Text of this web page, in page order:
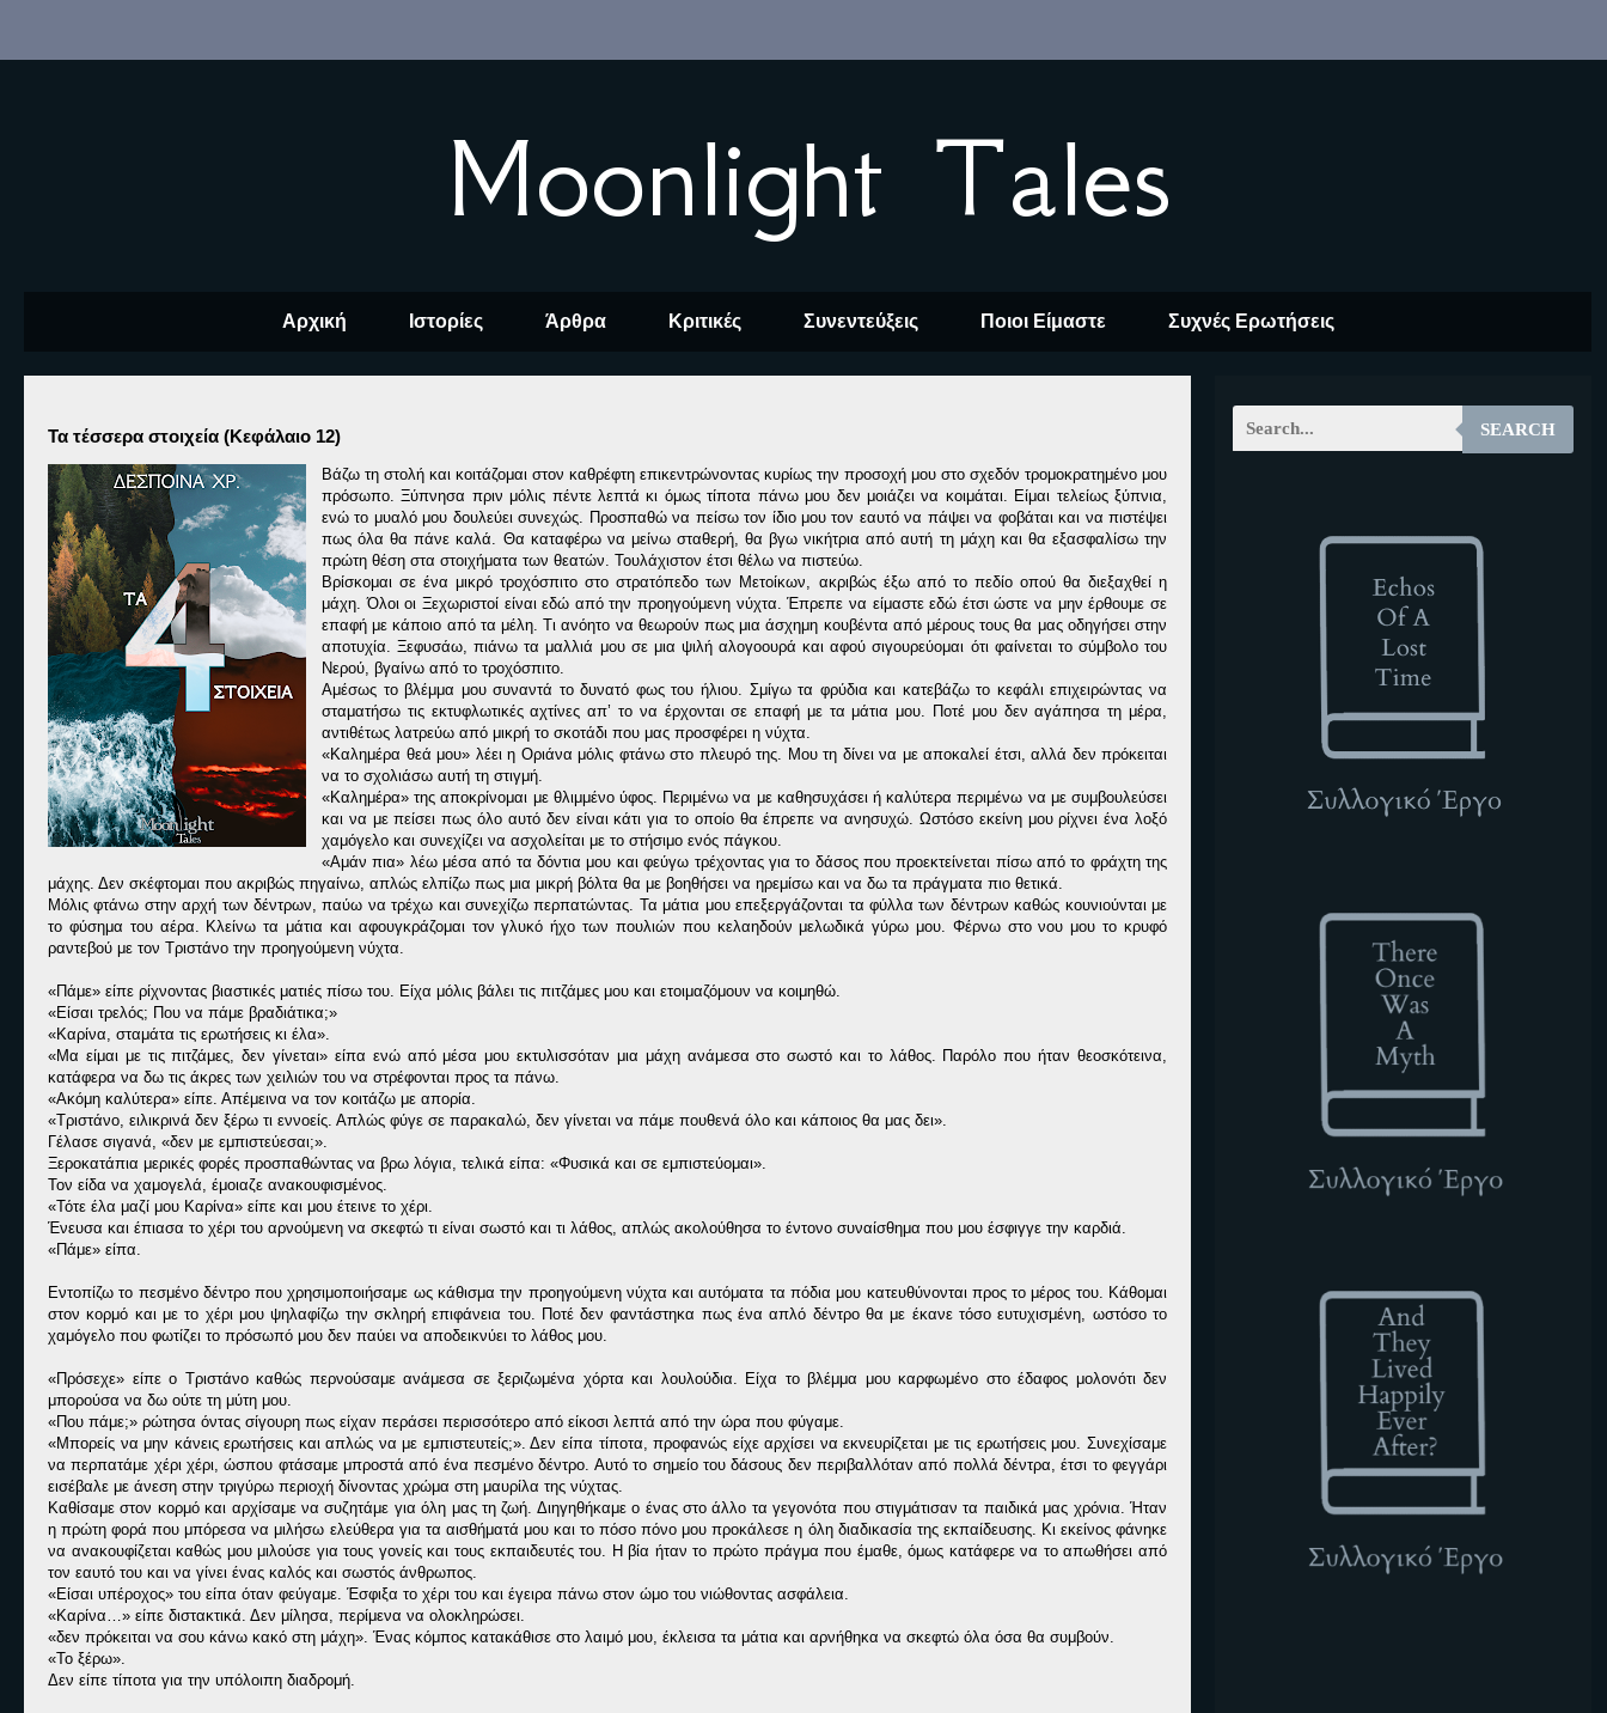
Moonlight Tales
Αρχική Ιστορίες Άρθρα Κριτικές Συνεντεύξεις Ποιοι Είμαστε Συχνές Ερωτήσεις
Τα τέσσερα στοιχεία (Κεφάλαιο 12)
Βάζω τη στολή και κοιτάζομαι στον καθρέφτη επικεντρώνοντας κυρίως την προσοχή μου στο σχεδόν τρομοκρατημένο μου
πρόσωπο. Ξύπνησα πριν μόλις πέντε λεπτά κι όμως τίποτα πάνω μου δεν μοιάζει να κοιμάται. Είμαι τελείως ξύπνια,
ενώ το μυαλό μου δουλεύει συνεχώς. Προσπαθώ να πείσω τον ίδιο μου τον εαυτό να πάψει να φοβάται και να πιστέψει
πως όλα θα πάνε καλά. Θα καταφέρω να μείνω σταθερή, θα βγω νικήτρια από αυτή τη μάχη και θα εξασφαλίσω την
πρώτη θέση στα στοιχήματα των θεατών. Τουλάχιστον έτσι θέλω να πιστεύω.
Βρίσκομαι σε ένα μικρό τροχόσπιτο στο στρατόπεδο των Μετοίκων, ακριβώς έξω από το πεδίο οπού θα διεξαχθεί η
μάχη. Όλοι οι Ξεχωριστοί είναι εδώ από την προηγούμενη νύχτα. Έπρεπε να είμαστε εδώ έτσι ώστε να μην έρθουμε σε
επαφή με κάποιο από τα μέλη. Τι ανόητο να θεωρούν πως μια άσχημη κουβέντα από μέρους τους θα μας οδηγήσει στην
αποτυχία. Ξεφυσάω, πιάνω τα μαλλιά μου σε μια ψιλή αλογοουρά και αφού σιγουρεύομαι ότι φαίνεται το σύμβολο του
Νερού, βγαίνω από το τροχόσπιτο.
Αμέσως το βλέμμα μου συναντά το δυνατό φως του ήλιου. Σμίγω τα φρύδια και κατεβάζω το κεφάλι επιχειρώντας να
σταματήσω τις εκτυφλωτικές αχτίνες απ’ το να έρχονται σε επαφή με τα μάτια μου. Ποτέ μου δεν αγάπησα τη μέρα,
αντιθέτως λατρεύω από μικρή το σκοτάδι που μας προσφέρει η νύχτα.
«Καλημέρα θεά μου» λέει η Οριάνα μόλις φτάνω στο πλευρό της. Μου τη δίνει να με αποκαλεί έτσι, αλλά δεν πρόκειται
να το σχολιάσω αυτή τη στιγμή.
«Καλημέρα» της αποκρίνομαι με θλιμμένο ύφος. Περιμένω να με καθησυχάσει ή καλύτερα περιμένω να με συμβουλεύσει
και να με πείσει πως όλο αυτό δεν είναι κάτι για το οποίο θα έπρεπε να ανησυχώ. Ωστόσο εκείνη μου ρίχνει ένα λοξό
χαμόγελο και συνεχίζει να ασχολείται με το στήσιμο ενός πάγκου.
«Αμάν πια» λέω μέσα από τα δόντια μου και φεύγω τρέχοντας για το δάσος που προεκτείνεται πίσω από το φράχτη της
μάχης. Δεν σκέφτομαι που ακριβώς πηγαίνω, απλώς ελπίζω πως μια μικρή βόλτα θα με βοηθήσει να ηρεμίσω και να δω τα πράγματα πιο θετικά.
Μόλις φτάνω στην αρχή των δέντρων, παύω να τρέχω και συνεχίζω περπατώντας. Τα μάτια μου επεξεργάζονται τα φύλλα των δέντρων καθώς κουνιούνται με
το φύσημα του αέρα. Κλείνω τα μάτια και αφουγκράζομαι τον γλυκό ήχο των πουλιών που κελαηδούν μελωδικά γύρω μου. Φέρνω στο νου μου το κρυφό
ραντεβού με τον Τριστάνο την προηγούμενη νύχτα.
«Πάμε» είπε ρίχνοντας βιαστικές ματιές πίσω του. Είχα μόλις βάλει τις πιτζάμες μου και ετοιμαζόμουν να κοιμηθώ.
«Είσαι τρελός; Που να πάμε βραδιάτικα;»
«Καρίνα, σταμάτα τις ερωτήσεις κι έλα».
«Μα είμαι με τις πιτζάμες, δεν γίνεται» είπα ενώ από μέσα μου εκτυλισσόταν μια μάχη ανάμεσα στο σωστό και το λάθος. Παρόλο που ήταν θεοσκότεινα,
κατάφερα να δω τις άκρες των χειλιών του να στρέφονται προς τα πάνω.
«Ακόμη καλύτερα» είπε. Απέμεινα να τον κοιτάζω με απορία.
«Τριστάνο, ειλικρινά δεν ξέρω τι εννοείς. Απλώς φύγε σε παρακαλώ, δεν γίνεται να πάμε πουθενά όλο και κάποιος θα μας δει».
Γέλασε σιγανά, «δεν με εμπιστεύεσαι;».
Ξεροκατάπια μερικές φορές προσπαθώντας να βρω λόγια, τελικά είπα: «Φυσικά και σε εμπιστεύομαι».
Τον είδα να χαμογελά, έμοιαζε ανακουφισμένος.
«Τότε έλα μαζί μου Καρίνα» είπε και μου έτεινε το χέρι.
Ένευσα και έπιασα το χέρι του αρνούμενη να σκεφτώ τι είναι σωστό και τι λάθος, απλώς ακολούθησα το έντονο συναίσθημα που μου έσφιγγε την καρδιά.
«Πάμε» είπα.
Εντοπίζω το πεσμένο δέντρο που χρησιμοποιήσαμε ως κάθισμα την προηγούμενη νύχτα και αυτόματα τα πόδια μου κατευθύνονται προς το μέρος του. Κάθομαι
στον κορμό και με το χέρι μου ψηλαφίζω την σκληρή επιφάνεια του. Ποτέ δεν φαντάστηκα πως ένα απλό δέντρο θα με έκανε τόσο ευτυχισμένη, ωστόσο το
χαμόγελο που φωτίζει το πρόσωπό μου δεν παύει να αποδεικνύει το λάθος μου.
«Πρόσεχε» είπε ο Τριστάνο καθώς περνούσαμε ανάμεσα σε ξεριζωμένα χόρτα και λουλούδια. Είχα το βλέμμα μου καρφωμένο στο έδαφος μολονότι δεν
μπορούσα να δω ούτε τη μύτη μου.
«Που πάμε;» ρώτησα όντας σίγουρη πως είχαν περάσει περισσότερο από είκοσι λεπτά από την ώρα που φύγαμε.
«Μπορείς να μην κάνεις ερωτήσεις και απλώς να με εμπιστευτείς;». Δεν είπα τίποτα, προφανώς είχε αρχίσει να εκνευρίζεται με τις ερωτήσεις μου. Συνεχίσαμε
να περπατάμε χέρι χέρι, ώσπου φτάσαμε μπροστά από ένα πεσμένο δέντρο. Αυτό το σημείο του δάσους δεν περιβαλλόταν από πολλά δέντρα, έτσι το φεγγάρι
εισέβαλε με άνεση στην τριγύρω περιοχή δίνοντας χρώμα στη μαυρίλα της νύχτας.
Καθίσαμε στον κορμό και αρχίσαμε να συζητάμε για όλη μας τη ζωή. Διηγηθήκαμε ο ένας στο άλλο τα γεγονότα που στιγμάτισαν τα παιδικά μας χρόνια. Ήταν
η πρώτη φορά που μπόρεσα να μιλήσω ελεύθερα για τα αισθήματά μου και το πόσο πόνο μου προκάλεσε η όλη διαδικασία της εκπαίδευσης. Κι εκείνος φάνηκε
να ανακουφίζεται καθώς μου μιλούσε για τους γονείς και τους εκπαιδευτές του. Η βία ήταν το πρώτο πράγμα που έμαθε, όμως κατάφερε να το απωθήσει από
τον εαυτό του και να γίνει ένας καλός και σωστός άνθρωπος.
«Είσαι υπέροχος» του είπα όταν φεύγαμε. Έσφιξα το χέρι του και έγειρα πάνω στον ώμο του νιώθοντας ασφάλεια.
«Καρίνα…» είπε διστακτικά. Δεν μίλησα, περίμενα να ολοκληρώσει.
«δεν πρόκειται να σου κάνω κακό στη μάχη». Ένας κόμπος κατακάθισε στο λαιμό μου, έκλεισα τα μάτια και αρνήθηκα να σκεφτώ όλα όσα θα συμβούν.
«Το ξέρω».
Δεν είπε τίποτα για την υπόλοιπη διαδρομή.
SEARCH